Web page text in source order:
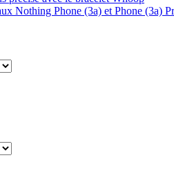
Nothing Phone (3a) et Phone (3a)